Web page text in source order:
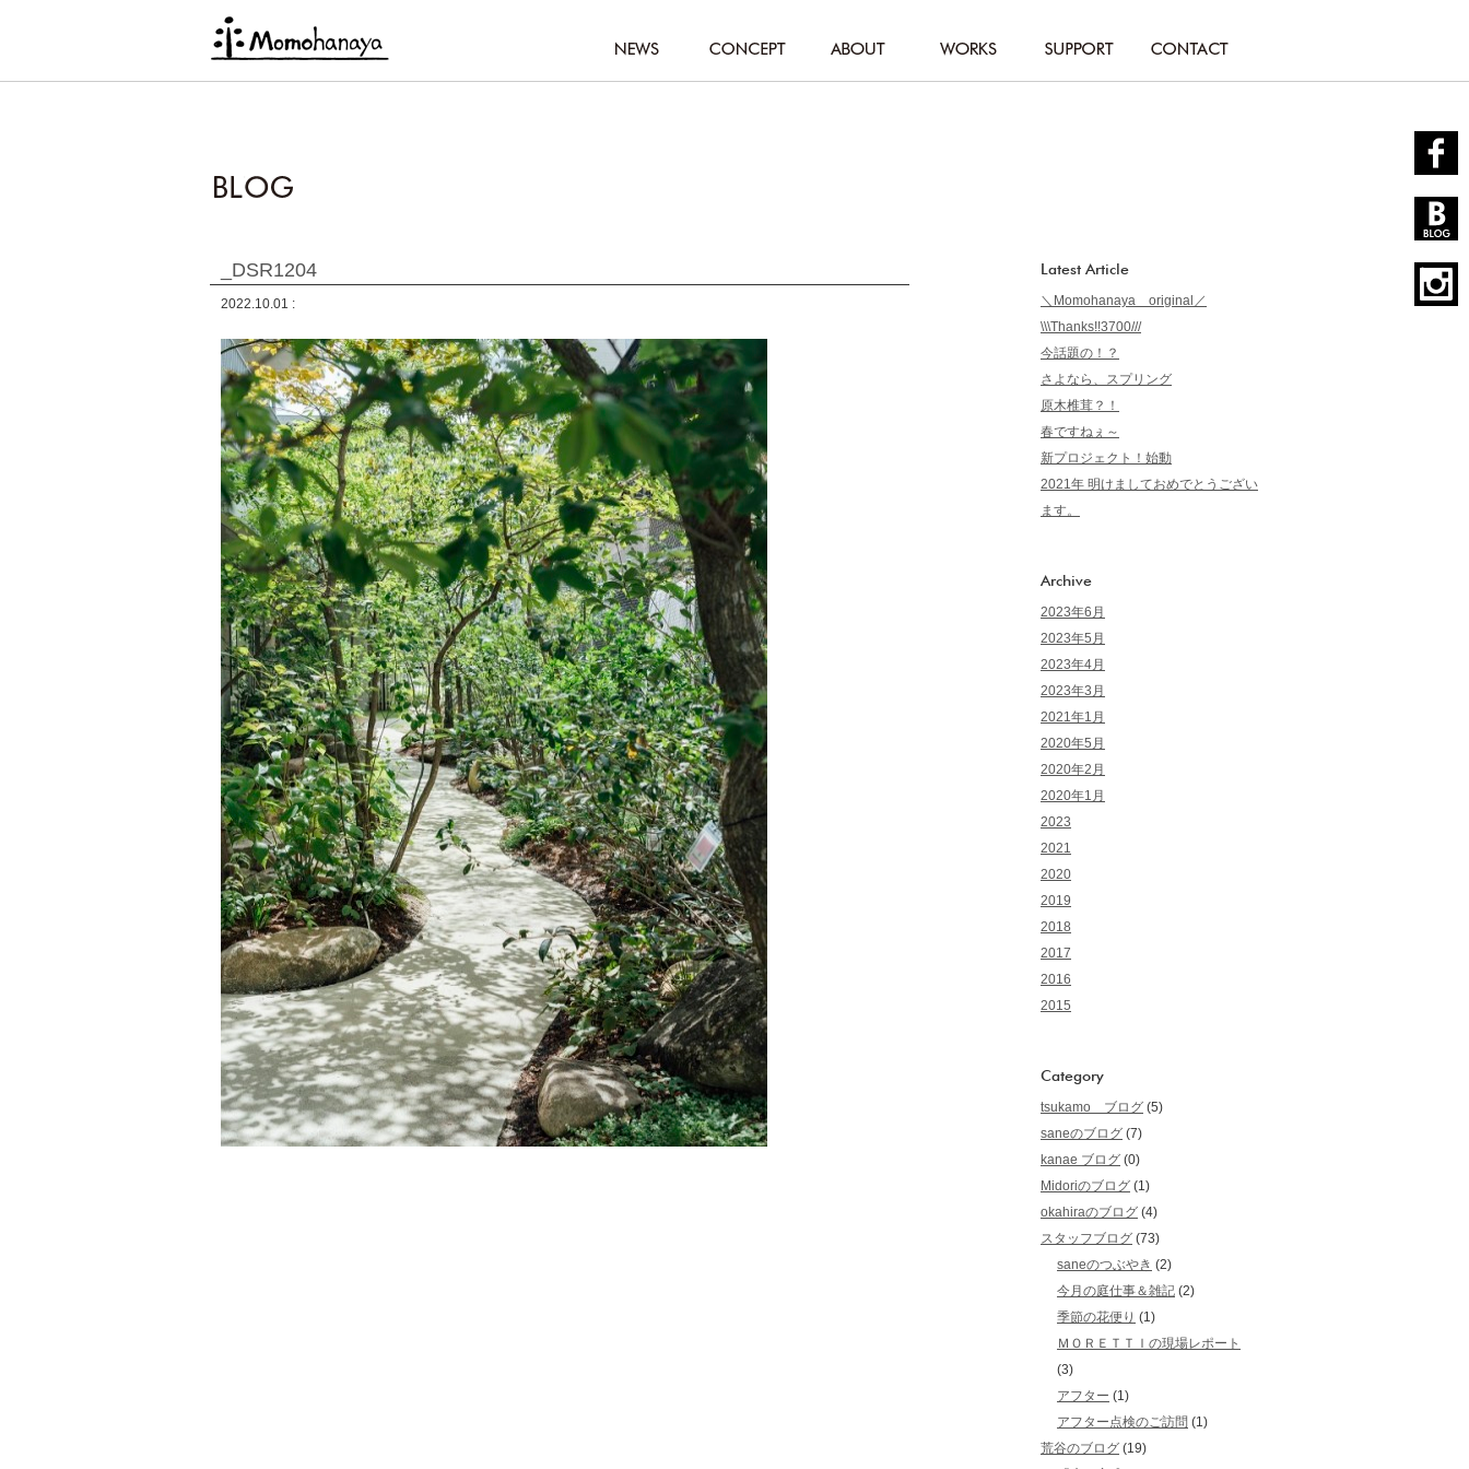
_DSR1204
2022.10.01 :
Latest Article
＼Momohanaya original／
\\\Thanks!!3700///
今話題の！？
さよなら、スプリング
原木椎茸？！
春ですねぇ～
新プロジェクト！始動
2021年 明けましておめでとうござい
ます。
Archive
2023年6月
2023年5月
2023年4月
2023年3月
2021年1月
2020年5月
2020年2月
2020年1月
2023
2021
2020
2019
2018
2017
2016
2015
Category
tsukamo ブログ (5)
saneのブログ (7)
kanae ブログ (0)
Midoriのブログ (1)
okahiraのブログ (4)
スタッフブログ (73)
saneのつぶやき (2)
今月の庭仕事＆雑記 (2)
季節の花便り (1)
ＭＯＲＥＴＴＩの現場レポート
(3)
アフター (1)
アフター点検のご訪問 (1)
荒谷のブログ (19)